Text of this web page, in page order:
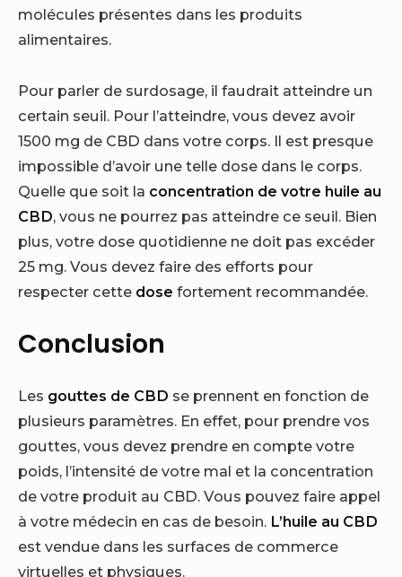
molécules présentes dans les produits
alimentaires.
Pour parler de surdosage, il faudrait atteindre un
certain seuil. Pour l’atteindre, vous devez avoir
1500 mg de CBD dans votre corps. Il est presque
impossible d’avoir une telle dose dans le corps.
Quelle que soit la concentration de votre huile au
CBD, vous ne pourrez pas atteindre ce seuil. Bien
plus, votre dose quotidienne ne doit pas excéder
25 mg. Vous devez faire des efforts pour
respecter cette dose fortement recommandée.
Conclusion
Les gouttes de CBD se prennent en fonction de
plusieurs paramètres. En effet, pour prendre vos
gouttes, vous devez prendre en compte votre
poids, l’intensité de votre mal et la concentration
de votre produit au CBD. Vous pouvez faire appel
à votre médecin en cas de besoin. L’huile au CBD
est vendue dans les surfaces de commerce
virtuelles et physiques.